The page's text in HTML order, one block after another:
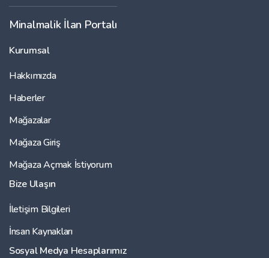
Minalmalik İlan Portalı
Kurumsal
Hakkımızda
Haberler
Mağazalar
Mağaza Giriş
Mağaza Açmak İstiyorum
Bize Ulaşın
İletişim Bilgileri
İnsan Kaynakları
Sosyal Medya Hesaplarımız